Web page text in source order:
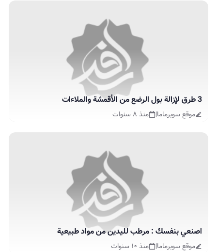
3 طرق لإزالة بول الرضع من الأقمشة والملاءات
موقع سوبرماما| منذ ٨ سنوات
اصنعي بنفسك : مرطب لليدين من مواد طبيعية
موقع سوبرماما| منذ ١٠ سنوات